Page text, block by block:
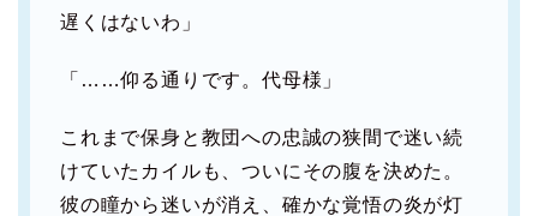
遅くはないわ」
「……仰る通りです。代母様」
これまで保身と教団への忠誠の狭間で迷い続
けていたカイルも、ついにその腹を決めた。
彼の瞳から迷いが消え、確かな覚悟の炎が灯